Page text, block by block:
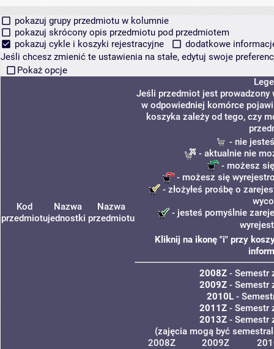
pokazuj grupy przedmiotu w kolumnie
pokazuj skrócony opis przedmiotu pod przedmiotem
pokazuj cykle i koszyki rejestracyjne
dodatkowe
Jeśli chcesz zmienić te ustawienia na stałe, edytuj swoje
Pokaż opcje
Kod
przedmiotu
Nazwa
jednostki
Nazwa
przedmiotu
Jeśli przedmiot jest prowadzony
w odpowiedniej komórce
koszyka zależy od tego, czy
- nie
- aktualnie nie
- możesz
- możesz się
- złożyłeś prośbę o
- jesteś pomyślnie
Kliknij na ikonę "i" przy
2008Z - Semestr
2009Z - Semestr
2010L -
2011Z - Semestr
2013Z - Semestr
(zajęcia mogą być
2008Z
2009Z